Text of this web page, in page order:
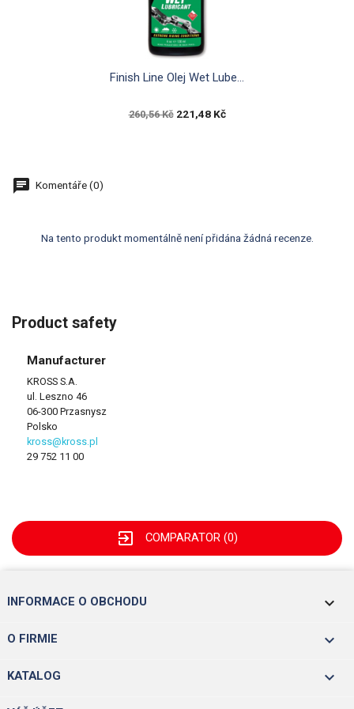
Rychlý náhled
Finish Line Olej Wet Lube...
260,56 Kč 221,48 Kč
Komentáře (0)
Na tento produkt momentálně není přidána žádná recenze.
Product safety
Manufacturer
KROSS S.A.
ul. Leszno 46
06-300 Przasnysz
Polsko
kross@kross.pl
29 752 11 00
exit_to_app COMPARATOR (0)
INFORMACE O OBCHODU keyboard_arrow_down
O FIRMIE 
KATALOG 